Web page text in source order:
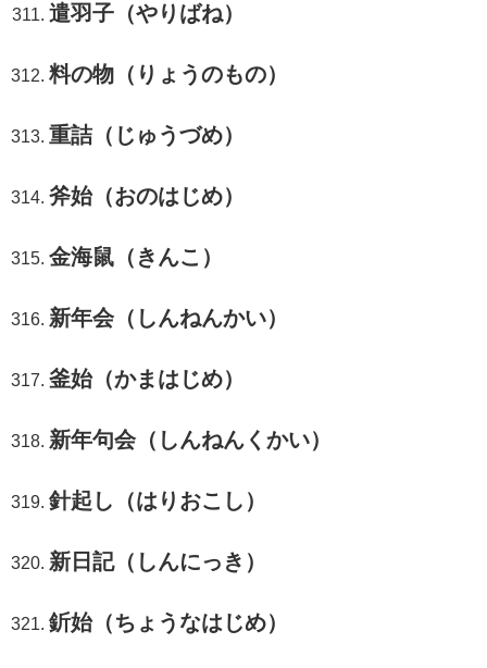
遣羽子（やりばね）
料の物（りょうのもの）
重詰（じゅうづめ）
斧始（おのはじめ）
金海鼠（きんこ）
新年会（しんねんかい）
釜始（かまはじめ）
新年句会（しんねんくかい）
針起し（はりおこし）
新日記（しんにっき）
釿始（ちょうなはじめ）